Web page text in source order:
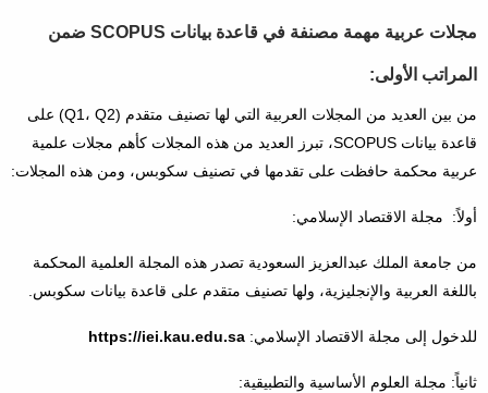
مجلات عربية مهمة مصنفة في قاعدة بيانات SCOPUS ضمن
المراتب الأولى:
من بين العديد من المجلات العربية التي لها تصنيف متقدم (Q1، Q2) على
قاعدة بيانات SCOPUS، تبرز العديد من هذه المجلات كأهم مجلات علمية
عربية محكمة حافظت على تقدمها في تصنيف سكوبس، ومن هذه المجلات:
أولاً: مجلة الاقتصاد الإسلامي:
من جامعة الملك عبدالعزيز السعودية تصدر هذه المجلة العلمية المحكمة
باللغة العربية والإنجليزية، ولها تصنيف متقدم على قاعدة بيانات سكوبس.
للدخول إلى مجلة الاقتصاد الإسلامي: https://iei.kau.edu.sa
ثانياً: مجلة العلوم الأساسية والتطبيقية: